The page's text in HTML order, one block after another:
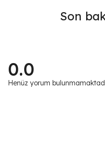
Son
0.0
Henüz yorum